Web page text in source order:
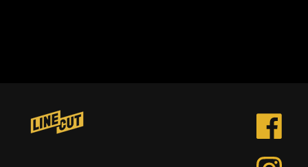
Facebook